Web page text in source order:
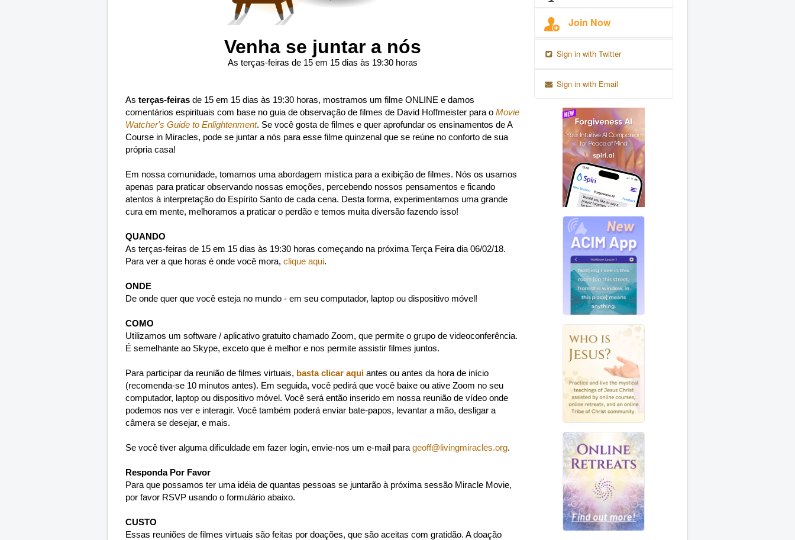
Venha se juntar a nós
As terças-feiras de 15 em 15 dias às 19:30 horas
As terças-feiras de 15 em 15 dias às 19:30 horas, mostramos um filme ONLINE e damos
comentários espirituais com base no guia de observação de filmes de David Hoffmeister para o Movie
Watcher's Guide to Enlightenment. Se você gosta de filmes e quer aprofundar os ensinamentos de A
Course in Miracles, pode se juntar a nós para esse filme quinzenal que se reúne no conforto de sua
própria casa!
Em nossa comunidade, tomamos uma abordagem mística para a exibição de filmes. Nós os usamos
apenas para praticar observando nossas emoções, percebendo nossos pensamentos e ficando
atentos à interpretação do Espírito Santo de cada cena. Desta forma, experimentamos uma grande
cura em mente, melhoramos a praticar o perdão e temos muita diversão fazendo isso!
QUANDO
As terças-feiras de 15 em 15 dias às 19:30 horas começando na próxima Terça Feira dia 06/02/18.
Para ver a que horas é onde você mora, clique aqui.
ONDE
De onde quer que você esteja no mundo - em seu computador, laptop ou dispositivo móvel!
COMO
Utilizamos um software / aplicativo gratuito chamado Zoom, que permite o grupo de videoconferência.
É semelhante ao Skype, exceto que é melhor e nos permite assistir filmes juntos.
Para participar da reunião de filmes virtuais, basta clicar aqui antes ou antes da hora de início
(recomenda-se 10 minutos antes). Em seguida, você pedirá que você baixe ou ative Zoom no seu
computador, laptop ou dispositivo móvel. Você será então inserido em nossa reunião de vídeo onde
podemos nos ver e interagir. Você também poderá enviar bate-papos, levantar a mão, desligar a
câmera se desejar, e mais.
Se você tiver alguma dificuldade em fazer login, envie-nos um e-mail para geoff@livingmiracles.org.
Responda Por Favor
Para que possamos ter uma idéia de quantas pessoas se juntarão à próxima sessão Miracle Movie,
por favor RSVP usando o formulário abaixo.
CUSTO
Essas reuniões de filmes virtuais são feitas por doações, que são aceitas com gratidão. A doação
Join Now
Sign in with Twitter
Sign in with Email